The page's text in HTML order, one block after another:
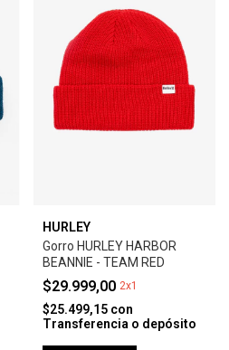
HURLEY
Gorro HURLEY HARBOR
BEANNIE - TEAM RED
$29.999,00 2x1
$25.499,15 con
Transferencia o depósito